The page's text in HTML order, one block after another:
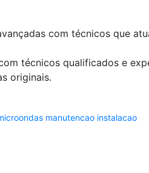
com técnicos que
técnicos qualificados e
originais.